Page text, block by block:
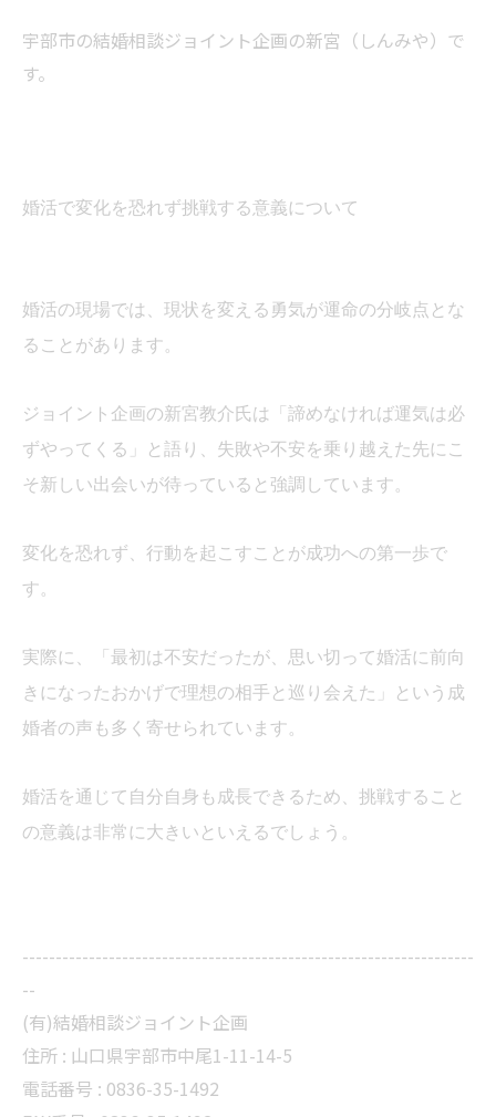
宇部市の結婚相談ジョイント企画の新宮（しんみや）で
す。
婚活で変化を恐れず挑戦する意義について
婚活の現場では、現状を変える勇気が運命の分岐点とな
ることがあります。
ジョイント企画の新宮教介氏は「諦めなければ運気は必
ずやってくる」と語り、失敗や不安を乗り越えた先にこ
そ新しい出会いが待っていると強調しています。
変化を恐れず、行動を起こすことが成功への第一歩で
す。
実際に、「最初は不安だったが、思い切って婚活に前向
きになったおかげで理想の相手と巡り会えた」という成
婚者の声も多く寄せられています。
婚活を通じて自分自身も成長できるため、挑戦すること
の意義は非常に大きいといえるでしょう。
--------------------------------------------------------------------
--
(有)結婚相談ジョイント企画
住所 : 山口県宇部市中尾1-11-14-5
電話番号 : 0836-35-1492